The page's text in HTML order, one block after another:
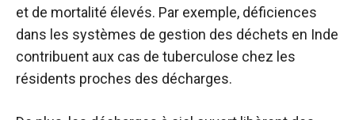
et de mortalité élevés. Par exemple, déficiences
dans les systèmes de gestion des déchets en Inde
contribuent aux cas de tuberculose chez les
résidents proches des décharges.